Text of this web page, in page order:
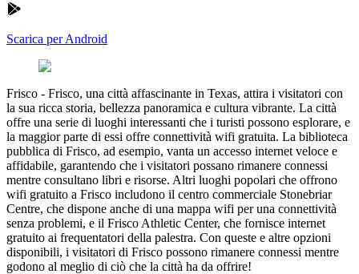
Scarica per Android
Frisco - Frisco, una città affascinante in Texas, attira i visitatori con
la sua ricca storia, bellezza panoramica e cultura vibrante. La città
offre una serie di luoghi interessanti che i turisti possono esplorare, e
la maggior parte di essi offre connettività wifi gratuita. La biblioteca
pubblica di Frisco, ad esempio, vanta un accesso internet veloce e
affidabile, garantendo che i visitatori possano rimanere connessi
mentre consultano libri e risorse. Altri luoghi popolari che offrono
wifi gratuito a Frisco includono il centro commerciale Stonebriar
Centre, che dispone anche di una mappa wifi per una connettività
senza problemi, e il Frisco Athletic Center, che fornisce internet
gratuito ai frequentatori della palestra. Con queste e altre opzioni
disponibili, i visitatori di Frisco possono rimanere connessi mentre
godono al meglio di ciò che la città ha da offrire!